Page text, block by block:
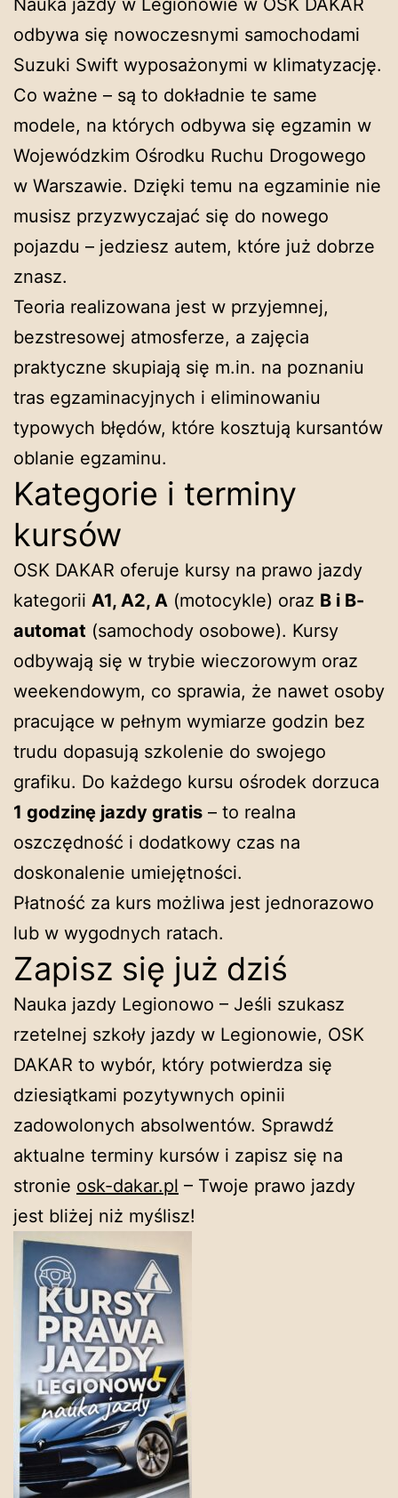
odbywa się nowoczesnymi samochodami
Suzuki Swift wyposażonymi w klimatyzację.
Co ważne – są to dokładnie te same
modele, na których odbywa się egzamin w
Wojewódzkim Ośrodku Ruchu Drogowego
w Warszawie. Dzięki temu na egzaminie nie
musisz przyzwyczajać się do nowego
pojazdu – jedziesz autem, które już dobrze
znasz.
Teoria realizowana jest w przyjemnej,
bezstresowej atmosferze, a zajęcia
praktyczne skupiają się m.in. na poznaniu
tras egzaminacyjnych i eliminowaniu
typowych błędów, które kosztują kursantów
oblanie egzaminu.
Kategorie i terminy
kursów
OSK DAKAR oferuje kursy na prawo jazdy
kategorii A1, A2, A (motocykle) oraz B i B-
automat (samochody osobowe). Kursy
odbywają się w trybie wieczorowym oraz
weekendowym, co sprawia, że nawet osoby
pracujące w pełnym wymiarze godzin bez
trudu dopasują szkolenie do swojego
grafiku. Do każdego kursu ośrodek dorzuca
1 godzinę jazdy gratis – to realna
oszczędność i dodatkowy czas na
doskonalenie umiejętności.
Płatność za kurs możliwa jest jednorazowo
lub w wygodnych ratach.
Zapisz się już dziś
Nauka jazdy Legionowo – Jeśli szukasz
rzetelnej szkoły jazdy w Legionowie, OSK
DAKAR to wybór, który potwierdza się
dziesiątkami pozytywnych opinii
zadowolonych absolwentów. Sprawdź
aktualne terminy kursów i zapisz się na
stronie osk-dakar.pl – Twoje prawo jazdy
jest bliżej niż myślisz!